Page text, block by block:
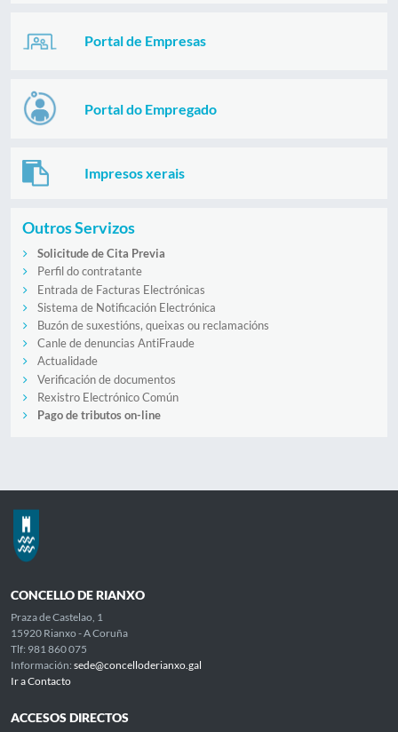
Portal de Empresas
Portal do Empregado
Impresos xerais
Outros Servizos
Solicitude de Cita Previa
Perfil do contratante
Entrada de Facturas Electrónicas
Sistema de Notificación Electrónica
Buzón de suxestións, queixas ou reclamacións
Canle de denuncias AntiFraude
Actualidade
Verificación de documentos
Rexistro Electrónico Común
Pago de tributos on-line
CONCELLO DE RIANXO
Praza de Castelao, 1
15920 Rianxo - A Coruña
Tlf: 981 860 075
Información: sede@concelloderianxo.gal
Ir a Contacto
ACCESOS DIRECTOS